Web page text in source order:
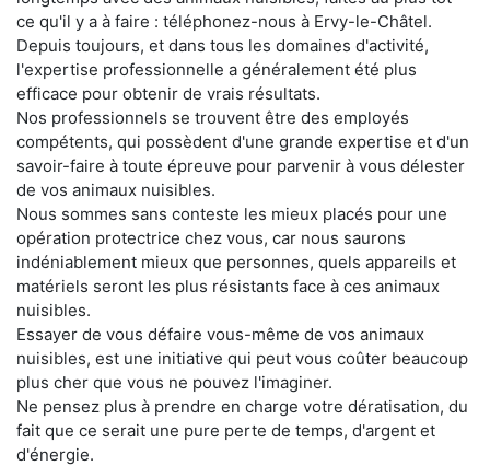
ce qu'il y a à faire : téléphonez-nous à Ervy-le-Châtel.
Depuis toujours, et dans tous les domaines d'activité,
l'expertise professionnelle a généralement été plus
efficace pour obtenir de vrais résultats.
Nos professionnels se trouvent être des employés
compétents, qui possèdent d'une grande expertise et d'un
savoir-faire à toute épreuve pour parvenir à vous délester
de vos animaux nuisibles.
Nous sommes sans conteste les mieux placés pour une
opération protectrice chez vous, car nous saurons
indéniablement mieux que personnes, quels appareils et
matériels seront les plus résistants face à ces animaux
nuisibles.
Essayer de vous défaire vous-même de vos animaux
nuisibles, est une initiative qui peut vous coûter beaucoup
plus cher que vous ne pouvez l'imaginer.
Ne pensez plus à prendre en charge votre dératisation, du
fait que ce serait une pure perte de temps, d'argent et
d'énergie.